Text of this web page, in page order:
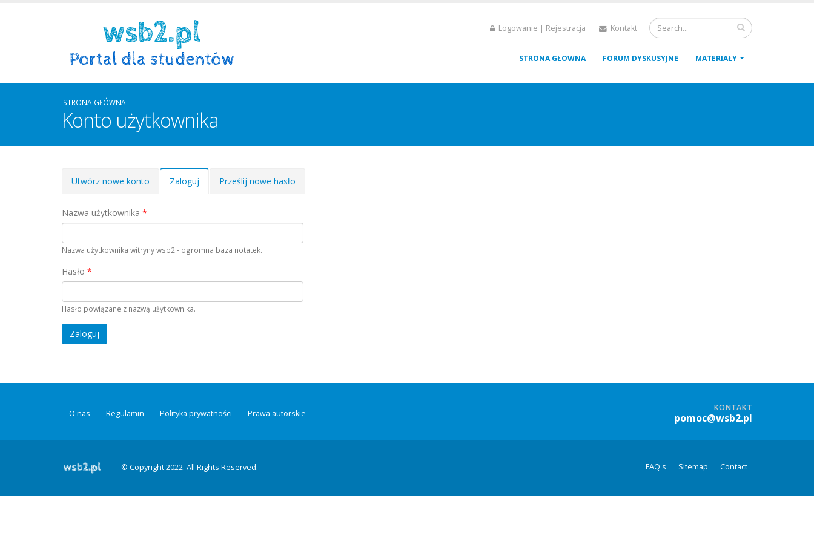
Logowanie | Rejestracja Kontakt
STRONA GŁOWNA FORUM DYSKUSYJNE MATERIAŁY
STRONA GŁÓWNA
Konto użytkownika
Zakładki podstawowe
Utwórz nowe konto Zaloguj (aktywnaPrześlij nowe hasło
Nazwa użytkownika *
Nazwa użytkownika witryny wsb2 - ogromna baza notatek.
Hasło *
Hasło powiązane z nazwą użytkownika.
O nas Regulamin Polityka prywatności Prawa autorskie
KONTAKT
pomoc@wsb2.pl
© Copyright 2022. All Rights Reserved. FAQ's Sitemap Contact